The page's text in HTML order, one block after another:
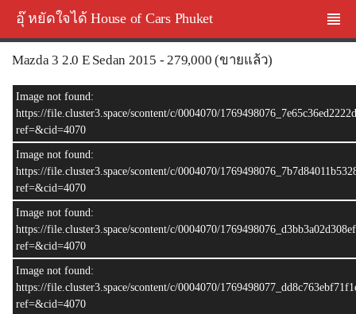
อุ๊ หยัดใจได้ House of Cars Phuket
Mazda 3 2.0 E Sedan 2015 - 279,000 (ขายแล้ว)
–/
Image not found:
https://file.cluster3.space/scontent/c/0004070/
ref=&cid=4070
Image not found:
https://file.cluster3.space/scontent/c/0004070/
ref=&cid=4070
Image not found:
https://file.cluster3.space/scontent/c/0004070/
ref=&cid=4070
Image not found:
https://file.cluster3.space/scontent/c/0004070/
ref=&cid=4070
ขายแล้ว